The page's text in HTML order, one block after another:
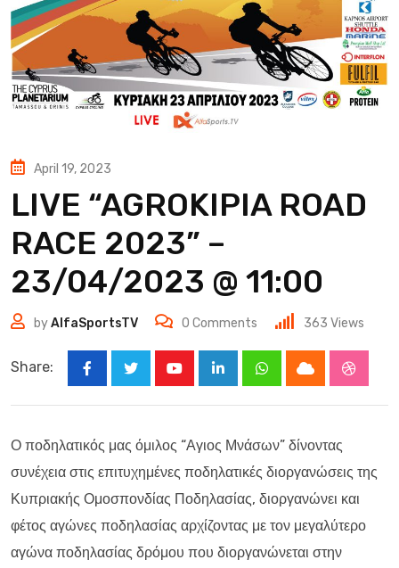
April 19, 2023
LIVE “AGROKIPIA ROAD
RACE 2023” –
23/04/2023 @ 11:00
byAlfaSportsTV 0 Comments 363 Views
Share:
LinkedInWhatsappCloud
Ο ποδηλατικός μας όμιλος “Αγιος Μνάσων” δίνοντας
συνέχεια στις επιτυχημένες ποδηλατικές διοργανώσεις της
Κυπριακής Ομοσπονδίας Ποδηλασίας, διοργανώνει και
φέτος αγώνες ποδηλασίας αρχίζοντας με τον μεγαλύτερο
αγώνα ποδηλασίας δρόμου που διοργανώνεται στην